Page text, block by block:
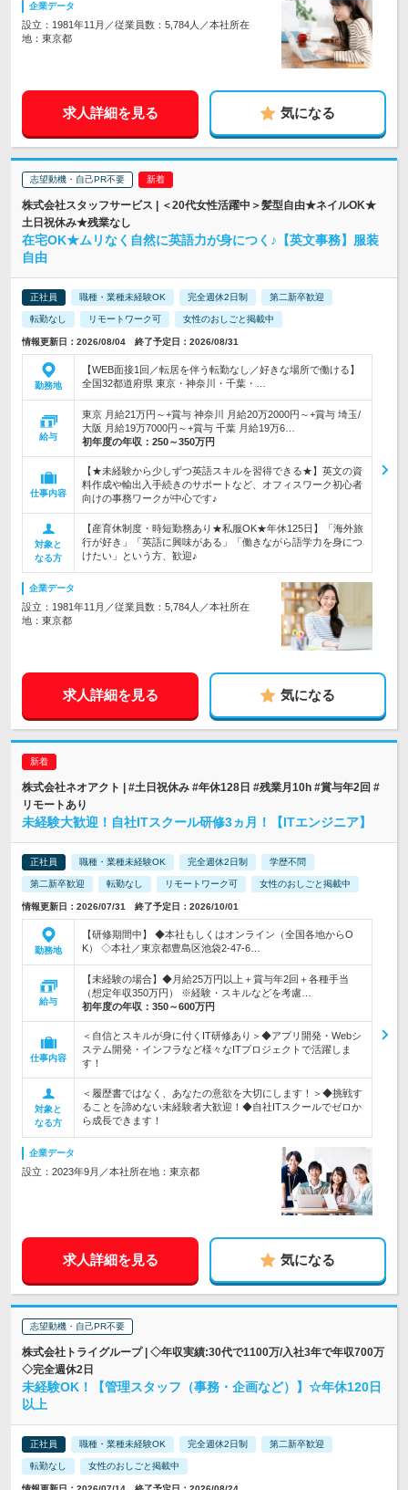
企業データ
設立：1981年11月／従業員数：5,784人／本社所在
地：東京都
求人詳細を見る 気になる
志望動機・自己PR不要
株式会社スタッフサービス | ＜20代女性活躍中＞髪型自由★ネイルOK★
土日祝休み★残業なし
在宅OK★ムリなく自然に英語力が身につく♪【英文事務】服装
自由
正社員 職種・業種未経験OK 完全週休2日制 第二新卒歓迎
転勤なし リモートワーク可 女性のおしごと掲載中
情報更新日：2026/08/04 終了予定日：2026/08/31
勤務地
【WEB面接1回／転居を伴う転勤なし／好きな場所で働ける】
全国32都道府県 東京・神奈川・千葉・…
給与
東京 月給21万円～+賞与 神奈川 月給20万2000円～+賞与 埼玉/
大阪 月給19万7000円～+賞与 千葉 月給19万6…
初年度の年収： 250～350万円
仕事内容
【★未経験から少しずつ英語スキルを習得できる★】英文の資
料作成や輸出入手続きのサポートなど、オフィスワーク初心者
向けの事務ワークが中心です♪
対象と
なる方
【産育休制度・時短勤務あり★私服OK★年休125日】「海外旅
行が好き」「英語に興味がある」「働きながら語学力を身につ
けたい」という方、歓迎♪
企業データ
設立：1981年11月／従業員数：5,784人／本社所在
地：東京都
求人詳細を見る 気になる
株式会社ネオアクト | #土日祝休み #年休128日 #残業月10h #賞与年2回 #
リモートあり
未経験大歓迎！自社ITスクール研修3ヵ月！【ITエンジニア】
正社員 職種・業種未経験OK 完全週休2日制 学歴不問
第二新卒歓迎 転勤なし リモートワーク可 女性のおしごと掲載中
情報更新日：2026/07/31 終了予定日：2026/10/01
勤務地
【研修期間中】 ◆本社もしくはオンライン（全国各地からO
K） ◇本社／東京都豊島区池袋2-47-6…
給与
【未経験の場合】◆月給25万円以上＋賞与年2回＋各種手当
（想定年収350万円） ※経験・スキルなどを考慮…
初年度の年収： 350～600万円
仕事内容
＜自信とスキルが身に付くIT研修あり＞◆アプリ開発・Webシ
ステム開発・インフラなど様々なITプロジェクトで活躍しま
す！
対象と
なる方
＜履歴書ではなく、あなたの意欲を大切にします！＞◆挑戦す
ることを諦めない未経験者大歓迎！◆自社ITスクールでゼロか
ら成長できます！
企業データ
設立：2023年9月／本社所在地：東京都
求人詳細を見る 気になる
志望動機・自己PR不要
株式会社トライグループ | ◇年収実績:30代で1100万/入社3年で年収700万
◇完全週休2日
未経験OK！【管理スタッフ（事務・企画など）】☆年休120日
以上
正社員 職種・業種未経験OK 完全週休2日制 第二新卒歓迎
転勤なし 女性のおしごと掲載中